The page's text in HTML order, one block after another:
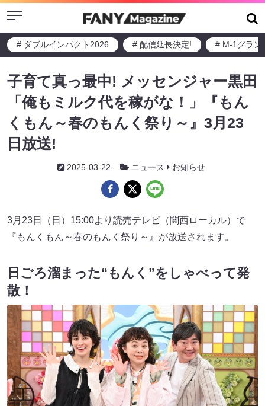
Menu
# ダブルインパクト2026 # 配信延長決定! # M-1グラン
子育て真っ最中! メッセンジャー黒田
「俺もミルク代を稼がな！」『もん
くもん～春のもんく祭り～』3月23
日放送!
2025-03-22 ニュース お知らせ
3月23日（日）15:00より読売テレビ（関西ローカル）で
『もんくもん～春のもんく祭り～』が放送されます。
日ごろ溜まった“もんく”をしゃべって発
散！